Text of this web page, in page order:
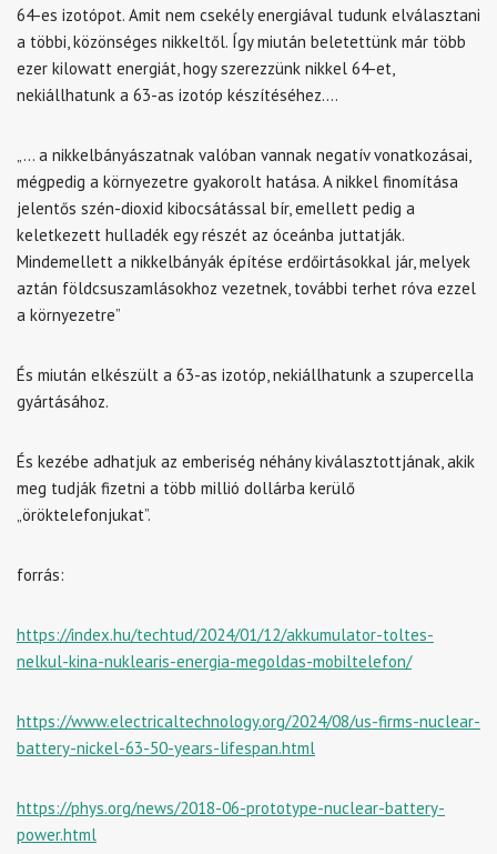
64-es izotópot. Amit nem csekély energiával tudunk elválasztani
a többi, közönséges nikkeltől. Így miután beletettünk már több
ezer kilowatt energiát, hogy szerezzünk nikkel 64-et,
nekiállhatunk a 63-as izotóp készítéséhez….
„… a nikkelbányászatnak valóban vannak negatív vonatkozásai,
mégpedig a környezetre gyakorolt hatása. A nikkel finomítása
jelentős szén-dioxid kibocsátással bír, emellett pedig a
keletkezett hulladék egy részét az óceánba juttatják.
Mindemellett a nikkelbányák építése erdőirtásokkal jár, melyek
aztán földcsuszamlásokhoz vezetnek, további terhet róva ezzel
a környezetre”
És miután elkészült a 63-as izotóp, nekiállhatunk a szupercella
gyártásához.
És kezébe adhatjuk az emberiség néhány kiválasztottjának, akik
meg tudják fizetni a több millió dollárba kerülő
„öröktelefonjukat”.
forrás:
https://index.hu/techtud/2024/01/12/akkumulator-toltes-
nelkul-kina-nuklearis-energia-megoldas-mobiltelefon/
https://www.electricaltechnology.org/2024/08/us-firms-nuclear-
battery-nickel-63-50-years-lifespan.html
https://phys.org/news/2018-06-prototype-nuclear-battery-
power.html